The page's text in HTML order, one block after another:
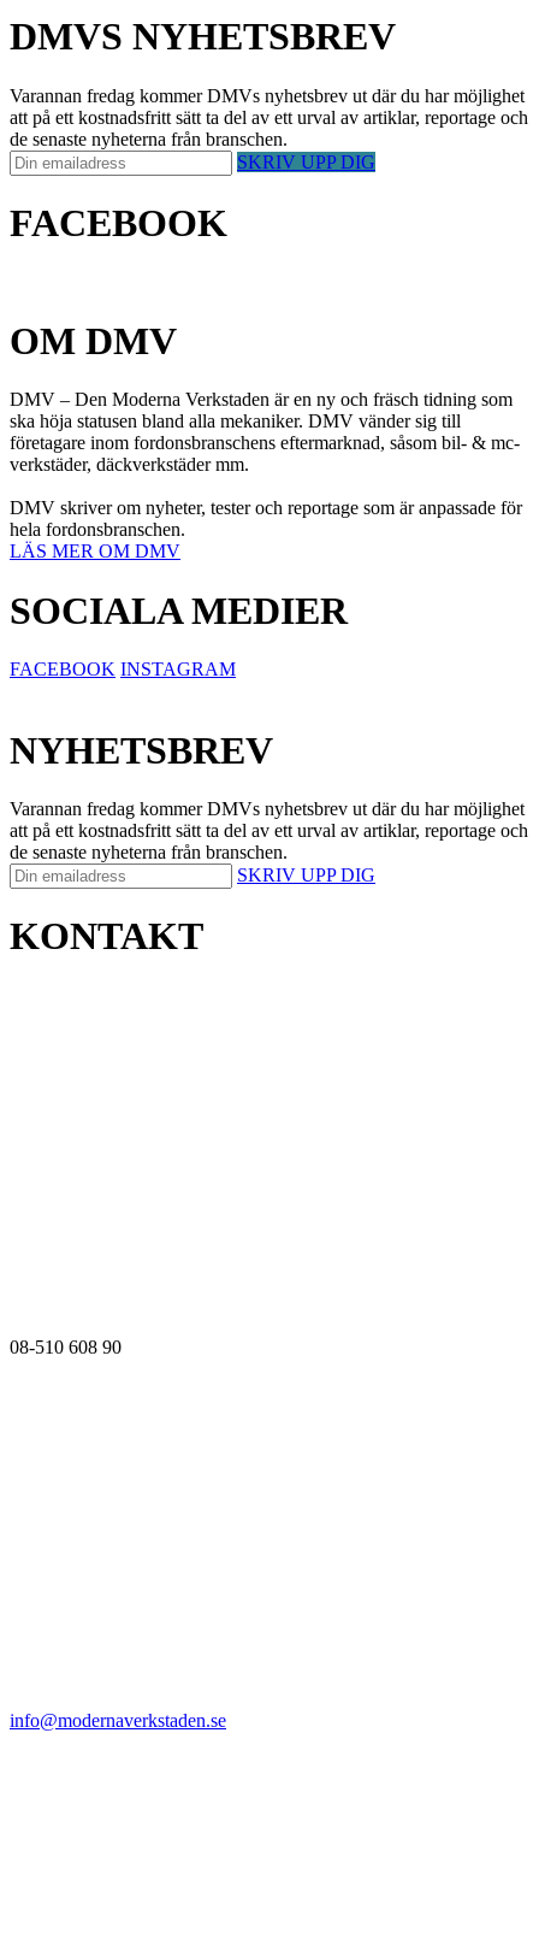
DMVS NYHETSBREV
Varannan fredag kommer DMVs nyhetsbrev ut där du har möjlighet
att på ett kostnadsfritt sätt ta del av ett urval av artiklar, reportage och
de senaste nyheterna från branschen.
SKRIV UPP DIG
FACEBOOK
OM DMV
DMV – Den Moderna Verkstaden är en ny och fräsch tidning som
ska höja statusen bland alla mekaniker. DMV vänder sig till
företagare inom fordonsbranschens eftermarknad, såsom bil- & mc-
verkstäder, däckverkstäder mm.
DMV skriver om nyheter, tester och reportage som är anpassade för
hela fordonsbranschen.
LÄS MER OM DMV
SOCIALA MEDIER
FACEBOOK INSTAGRAM
NYHETSBREV
Varannan fredag kommer DMVs nyhetsbrev ut där du har möjlighet
att på ett kostnadsfritt sätt ta del av ett urval av artiklar, reportage och
de senaste nyheterna från branschen.
SKRIV UPP DIG
KONTAKT
08-510 608 90
info@modernaverkstaden.se